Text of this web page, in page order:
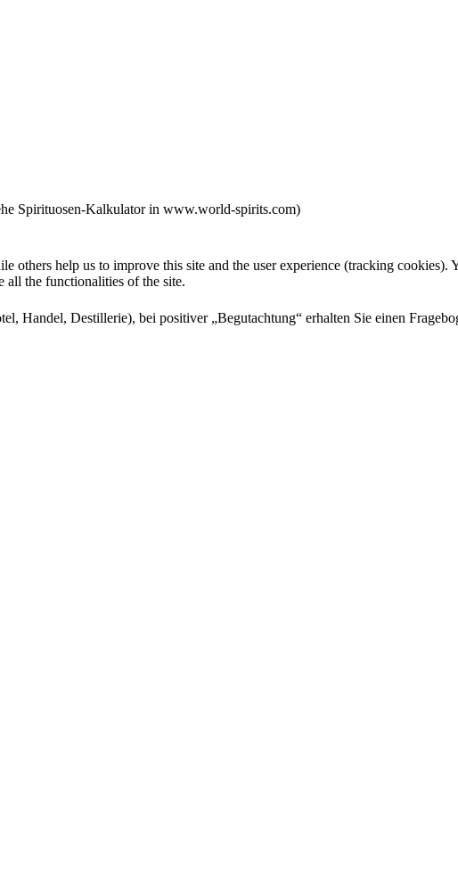
Spirituosen-Kalkulator in www.world-spirits.com)
Handel, Destillerie), bei positiver „Begutachtung“ erhalten Sie einen
others help us to improve this site and the user experience (tracking
all the functionalities of the site.